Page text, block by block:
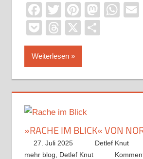
Facebook
TwitterPinterest
PocketThreads
X
Weiterlesen
»RACHE IM BLICK« VON
27. Juli 2025 Detlef Knut
mehr blog
Detlef Knut